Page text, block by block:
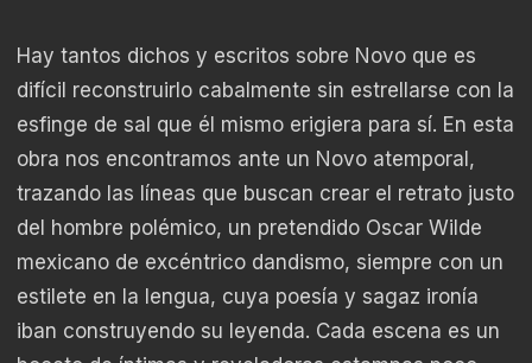
Hay tantos dichos y escritos sobre Novo que es
difícil reconstruirlo cabalmente sin estrellarse con la
esfinge de sal que él mismo erigiera para sí. En esta
obra nos encontramos ante un Novo atemporal,
trazando las líneas que buscan crear el retrato justo
del hombre polémico, un pretendido Oscar Wilde
mexicano de excéntrico dandismo, siempre con un
estilete en la lengua, cuya poesía y sagaz ironía
iban construyendo su leyenda. Cada escena es un